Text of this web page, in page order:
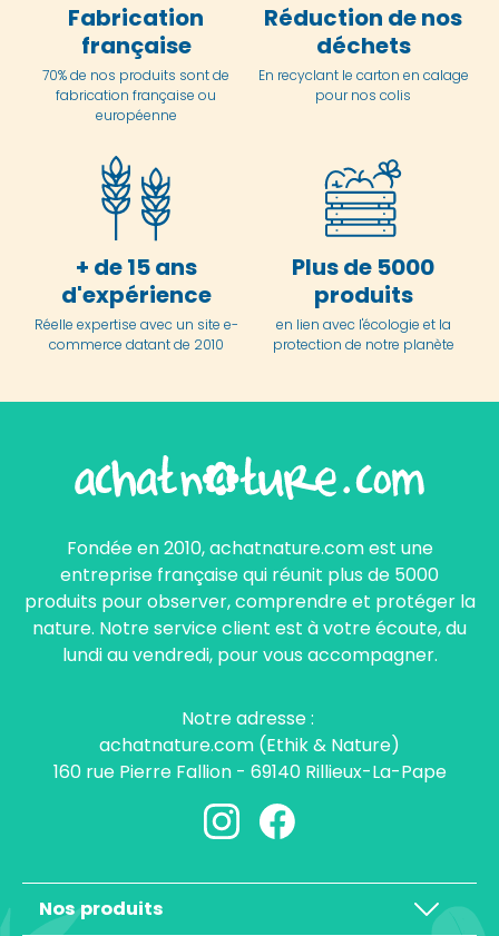
Fabrication
française
70% de nos produits sont de
fabrication française ou
européenne
Réduction de nos
déchets
En recyclant le carton en calage
pour nos colis
+ de 15 ans
d'expérience
Réelle expertise avec un site e-
commerce datant de 2010
Plus de 5000
produits
en lien avec l'écologie et la
protection de notre planète
Fondée en 2010, achatnature.com est une
entreprise française qui réunit plus de 5000
produits pour observer, comprendre et protéger la
nature. Notre service client est à votre écoute, du
lundi au vendredi, pour vous accompagner.
Notre adresse :
achatnature.com (Ethik & Nature)
160 rue Pierre Fallion - 69140 Rillieux-La-Pape
Nos produits